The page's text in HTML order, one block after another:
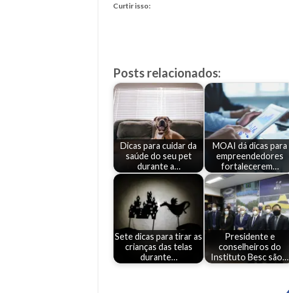
Curtir isso:
Posts relacionados:
Dicas para cuidar da
saúde do seu pet
durante a…
MOAI dá dicas para
empreendedores
fortalecerem…
Sete dicas para tirar as
crianças das telas
durante…
Presidente e
conselheiros do
Instituto Besc são…